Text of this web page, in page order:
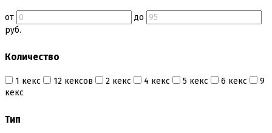
от
до
руб.
Количество
1 кекс 12 кексов 2 кекс 4 кекс 5 кекс 6 кекс
9
кекс
Тип